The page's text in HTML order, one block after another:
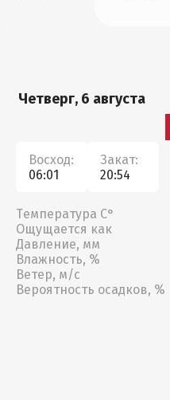
Четверг, 6 августа
Восход:
06:01
Закат:
20:54
Температура С°
Ощущается как
Давление, мм
Влажность, %
Ветер, м/с
Вероятность осадков, %